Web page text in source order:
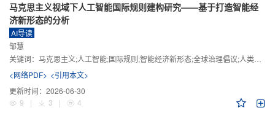
马克思主义视域下人工智能国际规则建构研究——基于打造智能经
济新形态的分析
AI导读
邹慧
关键词： 马克思主义;人工智能;国际规则;智能经济新形态;全球治理倡议;人类命运共同体
<网络PDF> <引用本文>
更新时间： 2026-06-30
9
| 3 | 4